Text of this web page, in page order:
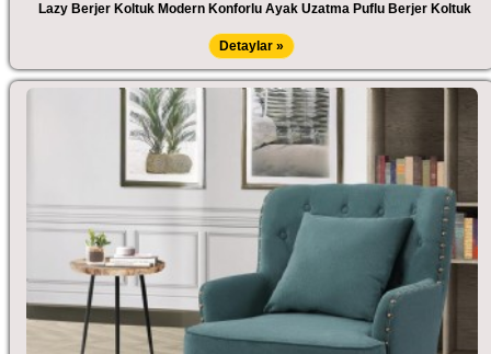
Lazy Berjer Koltuk Modern Konforlu Ayak Uzatma Puflu Berjer Koltuk
Detaylar »